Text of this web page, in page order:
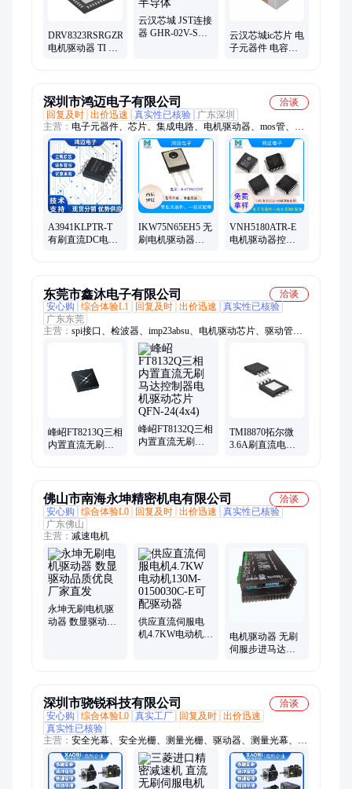
DRV8323RSRGZR
电机驱动器 TI 德
云汉芯城 JST连接
器 GHR-02V-S电
云汉芯城ic芯片 电
子元器件 电容器
深圳市鸿迈电子有限公司
洽谈
回复及时 出价迅速 真实性已核验
广东深圳
主营： 电子元器件、芯片、集成电路、电机驱动器、mos管、电
源模块、单片机、汽车芯片、IGBT管、串口拓展芯片、电源管
理芯片、存储芯片、存储ic、ic、二极管、三极管、晶体管、
GPU、电源芯片、驱动ic、车规芯片、NXP芯片、TI芯片、ADI
芯片、元器件配单、bom表配单
A3941KLPTR-T
有刷直流DC电机
IKW75N65EH5 无
刷电机驱动器板
VNH5180ATR-E
电机驱动器控制
东莞市鑫沐电子有限公司
洽谈
安心购
综合体验L1 回复及时 出价迅速
真实性已核验
广东东莞
主营： spi接口、检波器、imp23absu、电机驱动芯片、驱动管、
锂电池、电池组、放大器、传感器、稳压器、调制器、调节器、
升压器、tlsr9516a、控制器、反相器、rt8753bfe、收发器、处理
器、滤波器、换芯片、gt4427dtr、锂离子、转换器、单片机、
bm8563esa
峰岹FT8213Q三相
内置直流无刷马
峰岹FT8132Q三相
内置直流无刷马
TMI8870拓尔微
3.6A刷直流电机
佛山市南海永坤精密机电有限公司
洽谈
安心购
综合体验L0 回复及时 出价迅速
真实性已核验
广东佛山
主营： 减速电机
永坤无刷电机驱
动器 数显驱动品
供应直流伺服电
机4.7KW电动机
电机驱动器 无刷
伺服步进马达控
深圳市骁锐科技有限公司
洽谈
安心购
综合体验L0 真实工厂 回复及时 出价迅速
真实性已核验
主营： 安全光幕、安全光栅、测量光栅、驱动器、测量光幕、区
域光栅、区域光幕、光栅光幕、施莱格安全光栅、施莱格光栅、
安全光栅施莱格、光栅施莱格、施莱格安全光幕、透明体传感
器、人体存在传感器、安全光电、安全开关、安全门锁、传感